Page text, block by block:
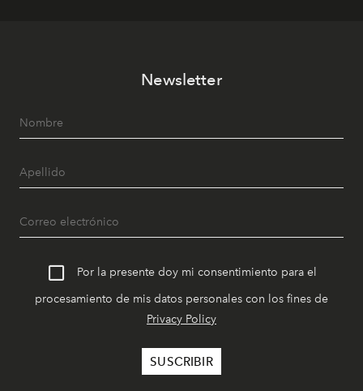
Newsletter
Por la presente doy mi consentimiento para el
procesamiento de mis datos personales con los fines de
Privacy Policy